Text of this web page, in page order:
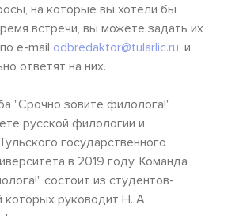
на которые вы хотели бы
встречи, вы можете задать их
e-mail odbredaktor@tularlic.ru, и
ответят на них.
"Срочно зовите филолога!"
русской филологии и
государственного
в 2019 году. Команда
состоит из студентов-
которых руководит Н. А.